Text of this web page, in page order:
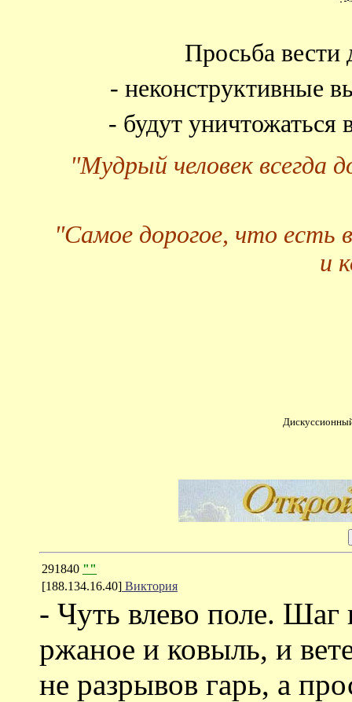
Просьба вести
- неконструктивные
- будут
"Мудрый человек всегда
"Самое дорогое, что есть
и
291840 ""
[188.134.16.40] Виктория
- Чуть влево поле.
ржаное и ковыль, и
не разрывов гарь, а